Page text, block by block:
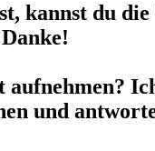
kannst du
und